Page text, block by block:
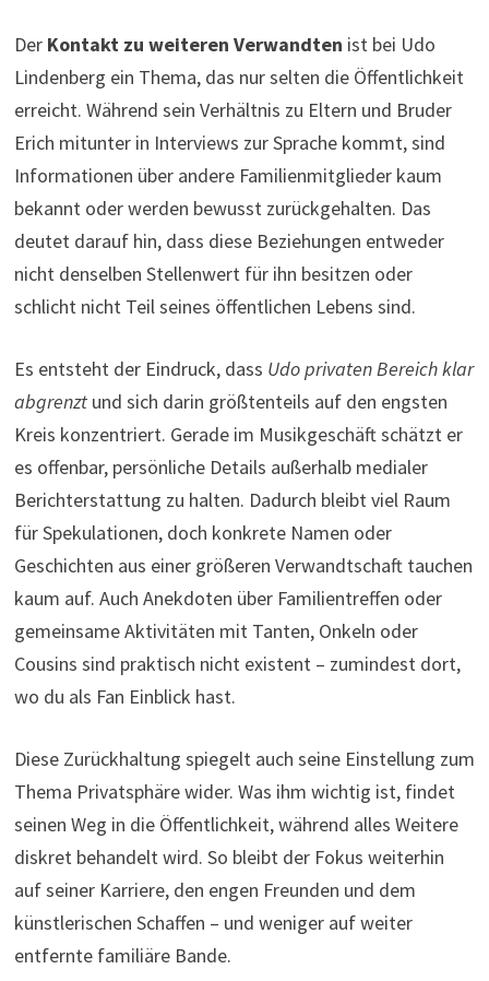
Der Kontakt zu weiteren Verwandten ist bei Udo
Lindenberg ein Thema, das nur selten die Öffentlichkeit
erreicht. Während sein Verhältnis zu Eltern und Bruder
Erich mitunter in Interviews zur Sprache kommt, sind
Informationen über andere Familienmitglieder kaum
bekannt oder werden bewusst zurückgehalten. Das
deutet darauf hin, dass diese Beziehungen entweder
nicht denselben Stellenwert für ihn besitzen oder
schlicht nicht Teil seines öffentlichen Lebens sind.
Es entsteht der Eindruck, dass Udo privaten Bereich klar
abgrenztund sich darin größtenteils auf den engsten
Kreis konzentriert. Gerade im Musikgeschäft schätzt er
es offenbar, persönliche Details außerhalb medialer
Berichterstattung zu halten. Dadurch bleibt viel Raum
für Spekulationen, doch konkrete Namen oder
Geschichten aus einer größeren Verwandtschaft tauchen
kaum auf. Auch Anekdoten über Familientreffen oder
gemeinsame Aktivitäten mit Tanten, Onkeln oder
Cousins sind praktisch nicht existent – zumindest dort,
wo du als Fan Einblick hast.
Diese Zurückhaltung spiegelt auch seine Einstellung zum
Thema Privatsphäre wider. Was ihm wichtig ist, findet
seinen Weg in die Öffentlichkeit, während alles Weitere
diskret behandelt wird. So bleibt der Fokus weiterhin
auf seiner Karriere, den engen Freunden und dem
künstlerischen Schaffen – und weniger auf weiter
entfernte familiäre Bande.